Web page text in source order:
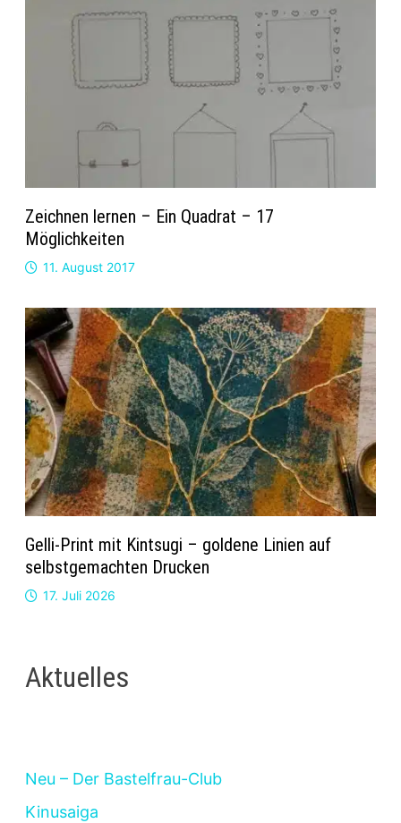
Zeichnen lernen – Ein Quadrat – 17
Möglichkeiten
11. August 2017
Gelli-Print mit Kintsugi – goldene Linien auf
selbstgemachten Drucken
17. Juli 2026
Aktuelles
Neu – Der Bastelfrau-Club
Kinusaiga